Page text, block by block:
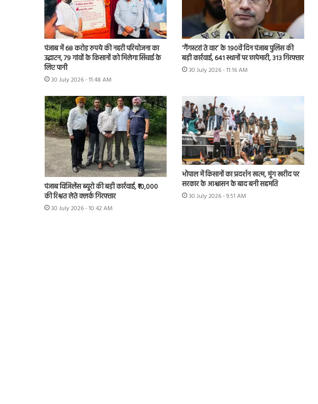
पंजाब में 68 करोड़ रुपये की नहरी परियोजना का
उद्घाटन, 79 गांवों के किसानों को मिलेगा सिंचाई के
लिए पानी
30 July 2026 - 11:48 AM
‘गैंगस्टरां ते वार’ के 190वें दिन पंजाब पुलिस की
बड़ी कार्रवाई, 641 स्थानों पर छापेमारी, 313 गिरफ्तार
30 July 2026 - 11:16 AM
पंजाब विजिलेंस ब्यूरो की बड़ी कार्रवाई, ₹10,000
की रिश्वत लेते क्लर्क गिरफ्तार
30 July 2026 - 10:42 AM
भोपाल में किसानों का प्रदर्शन खत्म, मूंग खरीद पर
सरकार के आश्वासन के बाद बनी सहमति
30 July 2026 - 9:51 AM